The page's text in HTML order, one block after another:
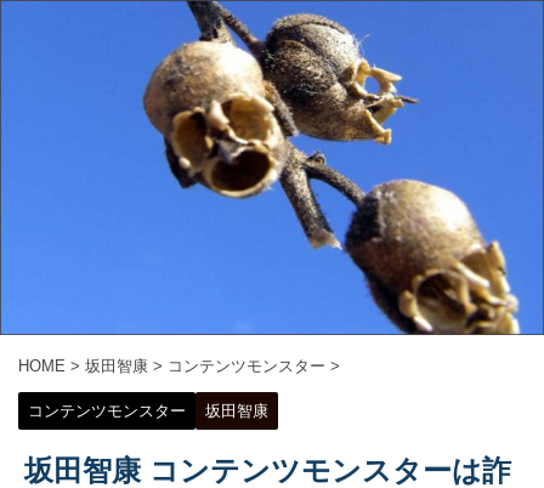
HOME > 坂田智康 > コンテンツモンスター >
コンテンツモンスター 坂田智康
坂田智康 コンテンツモンスターは詐